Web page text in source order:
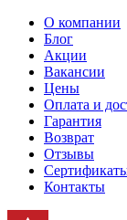
О компании
Блог
Акции
Вакансии
Цены
Оплата и
Гарантия
Возврат
Отзывы
Контакты